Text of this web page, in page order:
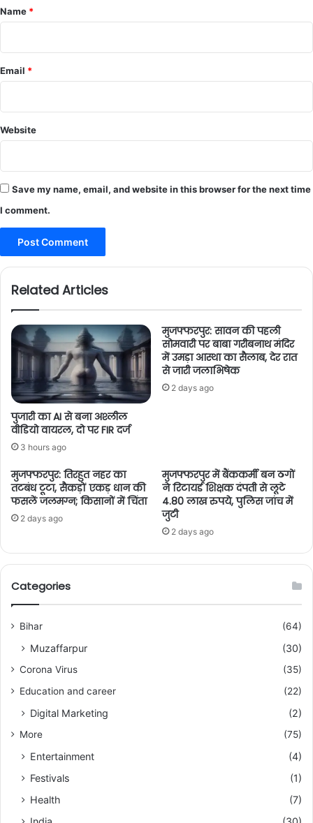
*
Name *
Email *
Website
Save my name, email, and website in this browser for the next time
I comment.
Related Articles
पुजारी का AI से बना अश्लील
वीडियो वायरल, दो पर FIR दर्ज
3 hours ago
मुजफ्फरपुर: सावन की पहली
सोमवारी पर बाबा गरीबनाथ मंदिर
में उमड़ा आस्था का सैलाब, देर रात
से जारी जलाभिषेक
2 days ago
मुजफ्फरपुर: तिरहुत नहर का
तटबंध टूटा, सैकड़ों एकड़ धान की
फसलें जलमग्न; किसानों में चिंता
2 days ago
मुजफ्फरपुर में बैंककर्मी बन ठगों
ने रिटायर्ड शिक्षक दंपती से लूटे
4.80 लाख रुपये, पुलिस जांच में
जुटी
2 days ago
Categories
Bihar (64)
Muzaffarpur (30)
Corona Virus
(35)
Education and career
(22)
Digital Marketing (2)
More (75)
Entertainment
(4)
Festivals
(1)
Health
(7)